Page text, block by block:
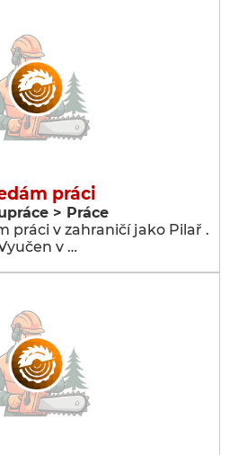
práci
> Práce
práci v zahraničí jako Pilař .
v …